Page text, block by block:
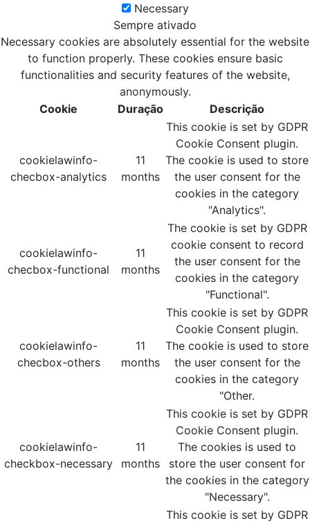
Necessary
Sempre ativado
Necessary cookies are absolutely essential for the website
to function properly. These cookies ensure basic
functionalities and security features of the website,
anonymously.
Cookie
Duração Descrição
cookielawinfo-
checbox-analytics
11
months
This cookie is set by GDPR
Cookie Consent plugin.
The cookie is used to store
the user consent for the
cookies in the category
"Analytics".
cookielawinfo-
checbox-functional
11
months
The cookie is set by GDPR
cookie consent to record
the user consent for the
cookies in the category
"Functional".
cookielawinfo-
checbox-others
11
months
This cookie is set by GDPR
Cookie Consent plugin.
The cookie is used to store
the user consent for the
cookies in the category
"Other.
cookielawinfo-
checkbox-necessary
11
months
This cookie is set by GDPR
Cookie Consent plugin.
The cookies is used to
store the user consent for
the cookies in the category
"Necessary".
This cookie is set by GDPR